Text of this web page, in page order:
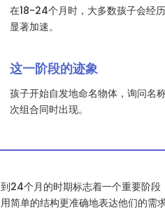
在18-24个月时，大多数孩子会经
显著加速。
这一阶段的迹象
孩子开始自发地命名物体，询问名
次组合同时出现。
24个月的时期标志着一个重要阶段
简单的结构更准确地表达他们的需